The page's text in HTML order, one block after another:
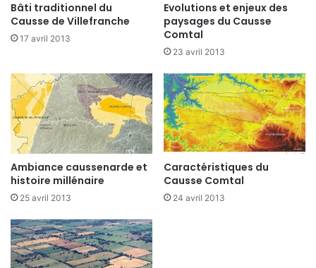
Bâti traditionnel du
Causse de Villefranche
17 avril 2013
Evolutions et enjeux des
paysages du Causse
Comtal
23 avril 2013
Ambiance caussenarde et
histoire millénaire
25 avril 2013
Caractéristiques du
Causse Comtal
24 avril 2013